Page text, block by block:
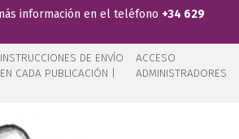
información en el teléfono +34 629
INSTRUCCIONES DE ENVÍO
EN CADA PUBLICACIÓN |
ACCESO
ADMINISTRADORES